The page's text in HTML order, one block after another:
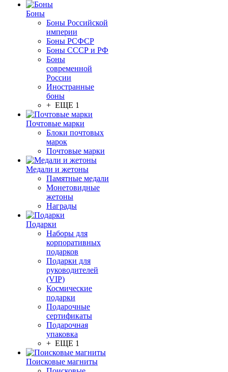
Боны
Боны Российской
империи
Боны РСФСР
Боны СССР и РФ
Боны
современной
России
Иностранные
боны
+ ЕЩЕ 1
Почтовые марки
Блоки почтовых
марок
Почтовые марки
Медали и жетоны
Памятные медали
Монетовидные
жетоны
Награды
Подарки
Наборы для
корпоративных
подарков
Подарки для
руководителей
(VIP)
Космические
подарки
Подарочные
сертификаты
Подарочная
упаковка
+ ЕЩЕ 1
Поисковые магниты